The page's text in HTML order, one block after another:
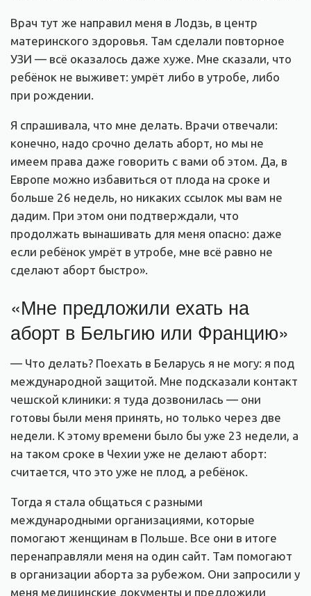
Врач тут же направил меня в Лодзь, в центр
материнского здоровья. Там сделали повторное
УЗИ — всё оказалось даже хуже. Мне сказали, что
ребёнок не выживет: умрёт либо в утробе, либо
при рождении.
Я спрашивала, что мне делать. Врачи отвечали:
конечно, надо срочно делать аборт, но мы не
имеем права даже говорить с вами об этом. Да, в
Европе можно избавиться от плода на сроке и
больше 26 недель, но никаких ссылок мы вам не
дадим. При этом они подтверждали, что
продолжать вынашивать для меня опасно: даже
если ребёнок умрёт в утробе, мне всё равно не
сделают аборт быстро».
«Мне предложили ехать на
аборт в Бельгию или Францию»
— Что делать? Поехать в Беларусь я не могу: я под
международной защитой. Мне подсказали контакт
чешской клиники: я туда дозвонилась — они
готовы были меня принять, но только через две
недели. К этому времени было бы уже 23 недели, а
на таком сроке в Чехии уже не делают аборт:
считается, что это уже не плод, а ребёнок.
Тогда я стала общаться с разными
международными организациями, которые
помогают женщинам в Польше. Все они в итоге
перенаправляли меня на один сайт. Там помогают
в организации аборта за рубежом. Они запросили у
меня медицинские документы и предложили